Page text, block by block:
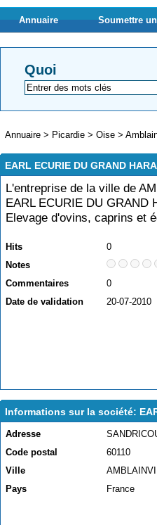
Annuaire Soumettre
Quoi
Annuaire > Picardie > Oise >
EARL ECURIE DU GRAND
L'entreprise de la ville de
EARL ECURIE DU GRAND
Elevage d'ovins, caprins et
Hits
0
Notes
Commentaires
0
Date de validation
20-07-2010
Informations sur la société:
Adresse
Code postal
60110
Ville
Pays
France